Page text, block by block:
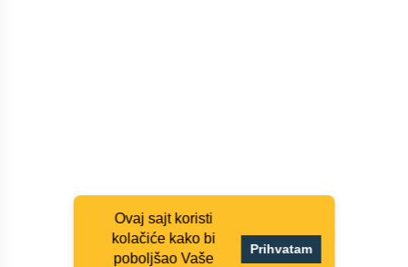
Ovaj sajt koristi
kolačiće kako bi
poboljšao Vaše
Prihvatam